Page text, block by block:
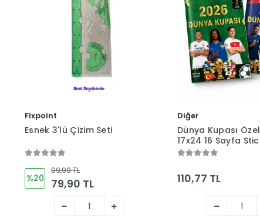
Fixpoint
Esnek 3'lü Çizim Seti
%20
99,99 TL
79,90 TL
Diğer
Dünya Kupası
17x24 16 Sayfa
Albüm (Mavi veya
110,77 TL